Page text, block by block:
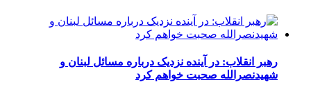
رهبر انقلاب: در آینده نزدیک درباره مسائل لبنان و
شهیدنصرالله صحبت خواهم کرد